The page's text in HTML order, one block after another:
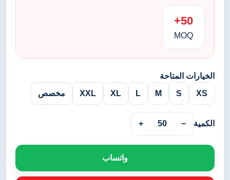
50+
MOQ
الخيارات المتاحة
XS
S
M
L
XL
XXL مخصص
الكمية −
50
+
واتساب